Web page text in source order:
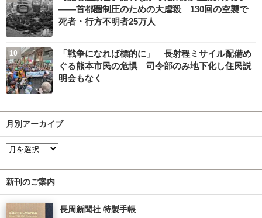
――首都圏制圧のための大虐殺 130回の空襲で
死者・行方不明者25万人
「戦争になれば標的に」 長射程ミサイル配備め
ぐる熊本市民の危惧 司令部のみ地下化し住民説
明会もなく
月別アーカイブ
新刊のご案内
長周新聞社 特製手帳